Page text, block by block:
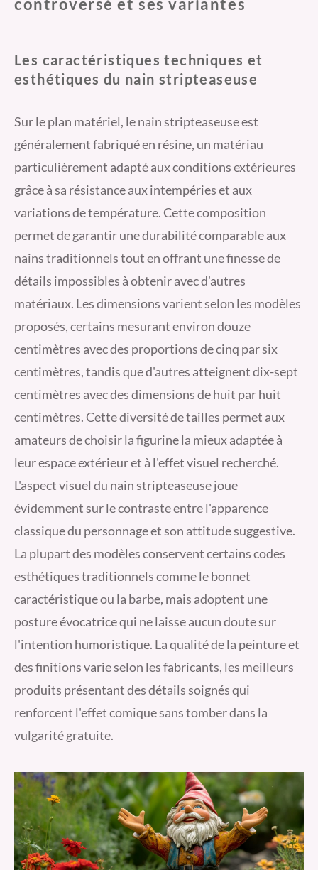
controversé et ses variantes
Les caractéristiques techniques et
esthétiques du nain stripteaseuse
Sur le plan matériel, le nain stripteaseuse est
généralement fabriqué en résine, un matériau
particulièrement adapté aux conditions extérieures
grâce à sa résistance aux intempéries et aux
variations de température. Cette composition
permet de garantir une durabilité comparable aux
nains traditionnels tout en offrant une finesse de
détails impossibles à obtenir avec d'autres
matériaux. Les dimensions varient selon les modèles
proposés, certains mesurant environ douze
centimètres avec des proportions de cinq par six
centimètres, tandis que d'autres atteignent dix-sept
centimètres avec des dimensions de huit par huit
centimètres. Cette diversité de tailles permet aux
amateurs de choisir la figurine la mieux adaptée à
leur espace extérieur et à l'effet visuel recherché.
L'aspect visuel du nain stripteaseuse joue
évidemment sur le contraste entre l'apparence
classique du personnage et son attitude suggestive.
La plupart des modèles conservent certains codes
esthétiques traditionnels comme le bonnet
caractéristique ou la barbe, mais adoptent une
posture évocatrice qui ne laisse aucun doute sur
l'intention humoristique. La qualité de la peinture et
des finitions varie selon les fabricants, les meilleurs
produits présentant des détails soignés qui
renforcent l'effet comique sans tomber dans la
vulgarité gratuite.